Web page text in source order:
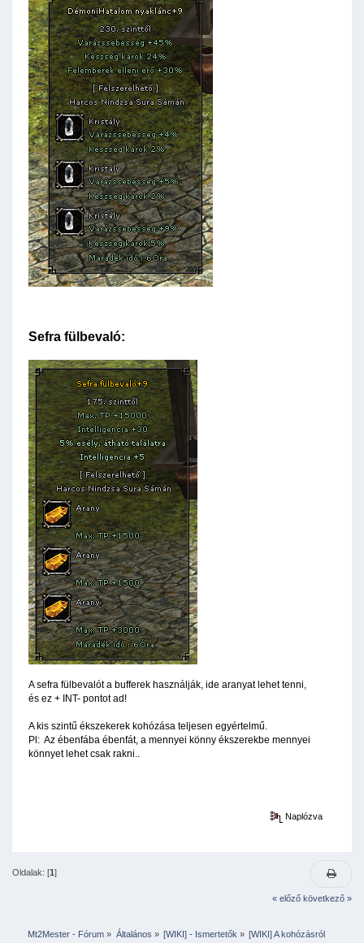
Sefra fülbevaló:
A sefra fülbevalót a bufferek használják, ide aranyat lehet tenni,
és ez + INT- pontot ad!
A kis szintű ékszekerek kohózása teljesen egyértelmű.
Pl: Az ébenfába ébenfát, a mennyei könny ékszerekbe mennyei
könnyet lehet csak rakni..
Naplózva
Oldalak: [1]
« előző következő »
Mt2Mester - Fórum » Általános » [WIKI] - Ismertetők » [WIKI] A kohózásról